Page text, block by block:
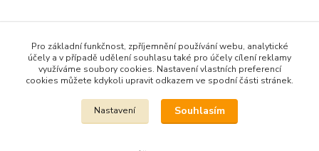
ČESKÁ MÝDLA a kosmetika
Mýdla 90 G
Pro základní funkčnost, zpříjemnění používání webu, analytické
účely a v případě udělení souhlasu také pro účely cílení reklamy
využíváme soubory cookies. Nastavení vlastních preferencí
cookies můžete kdykoli upravit odkazem ve spodní části stránek.
Nastavení Souhlasím